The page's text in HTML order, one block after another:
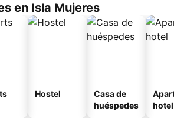
en Isla Mujeres
Hostel
Casa de
huéspedes
hotel